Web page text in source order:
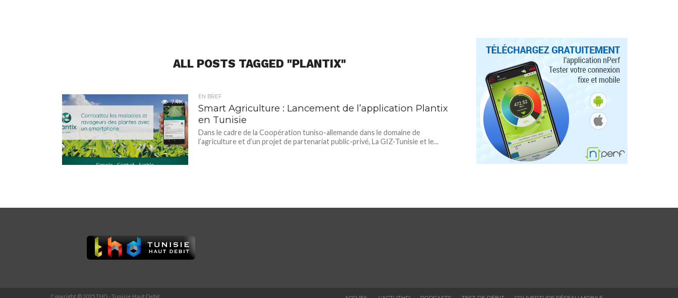
ALL POSTS TAGGED "PLANTIX"
7.4K
EN BREF
Smart Agriculture : Lancement de l’application Plantix
en Tunisie
Dans le cadre de la Coopération tuniso-allemande dans le domaine de
l’agriculture et d’un projet de partenariat public-privé, La GIZ-Tunisie et le...
Copyright © 2025 THD - Tunisie Haut Debit.